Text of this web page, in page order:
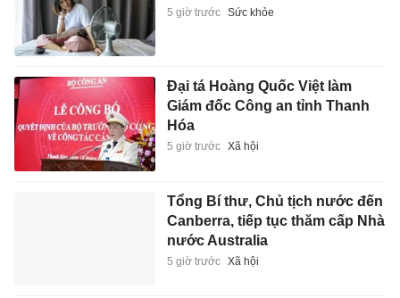
5 giờ trước Sức khỏe
Đại tá Hoàng Quốc Việt làm
Giám đốc Công an tỉnh Thanh
Hóa
5 giờ trước Xã hội
Tổng Bí thư, Chủ tịch nước đến
Canberra, tiếp tục thăm cấp Nhà
nước Australia
5 giờ trước Xã hội